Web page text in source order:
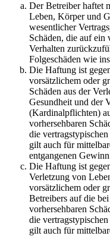
Der Betreiber haftet
Leben, Körper und
wesentlicher
Schäden, die auf ein
Verhalten
Folgeschäden wie
Die Haftung ist
vorsätzlichem oder
Schäden aus der
Gesundheit und der
(Kardinalpflichten)
vorhersehbaren
die
gilt auch für
entgangenen
Die Haftung ist
Verletzung von
vorsätzlichem oder
Betreibers auf die
vorhersehbaren
die
gilt auch für